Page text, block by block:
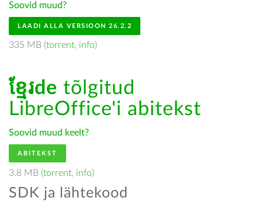
Soovid muud?
LAADI ALLA VERSIOON 26.2.2
335 MB (torrent, info)
ខ្មែរde tõlgitud
LibreOffice'i abitekst
Soovid muud keelt?
ABITEKST
3.8 MB (torrent, info)
SDK ja lähtekood